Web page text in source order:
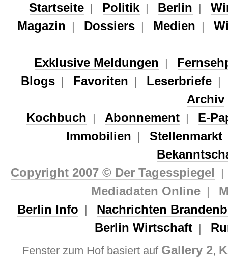
Startseite Politik| Berlin |
Magazin
Dossiers Medien
Exklusive Meldungen
Blogs
Favoriten Leserbriefe
Archiv
Kochbuch Abonnement
E-
Immobilien
Stellenmarkt
Copyright 2007 © Der Tagesspiegel
Mediadaten Online
Berlin Info
Nachrichten
Berlin Wirtschaft
Fenster zum Hof basiert auf Gallery 2,